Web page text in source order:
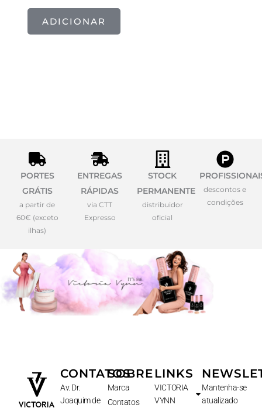
ADICIONAR
PORTES
GRÁTIS
a partir de
60€ (exceto
ilhas)
ENTREGAS
RÁPIDAS
via CTT
Expresso
STOCK
PERMANENTE
distribuidor
oficial
descontos e
condições
CONTATOS
Av. Dr.
Joaquim de
SOBRE
Marca
Contatos
LINKS
VICTORIA
VYNN
Mantenha-se
atualizado